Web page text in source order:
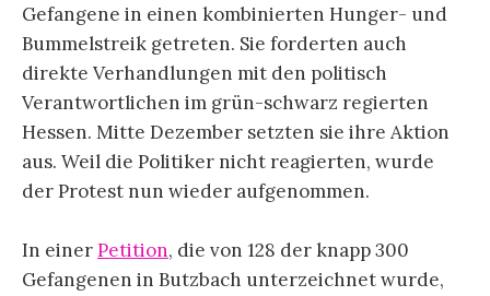
Gefangene in einen kombinierten Hunger- und
Bummelstreik getreten. Sie forderten auch
direkte Verhandlungen mit den politisch
Verantwortlichen im grün-schwarz regierten
Hessen. Mitte Dezember setzten sie ihre Aktion
aus. Weil die Politiker nicht reagierten, wurde
der Protest nun wieder aufgenommen.
In einerPetition, die von 128 der knapp 300
Gefangenen in Butzbach unterzeichnet wurde,